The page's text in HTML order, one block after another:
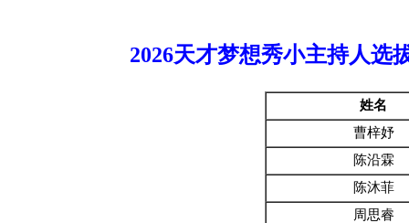
2026天才梦想秀小主持人选
姓名
曹梓妤
陈沿霖
陈沐菲
周思睿